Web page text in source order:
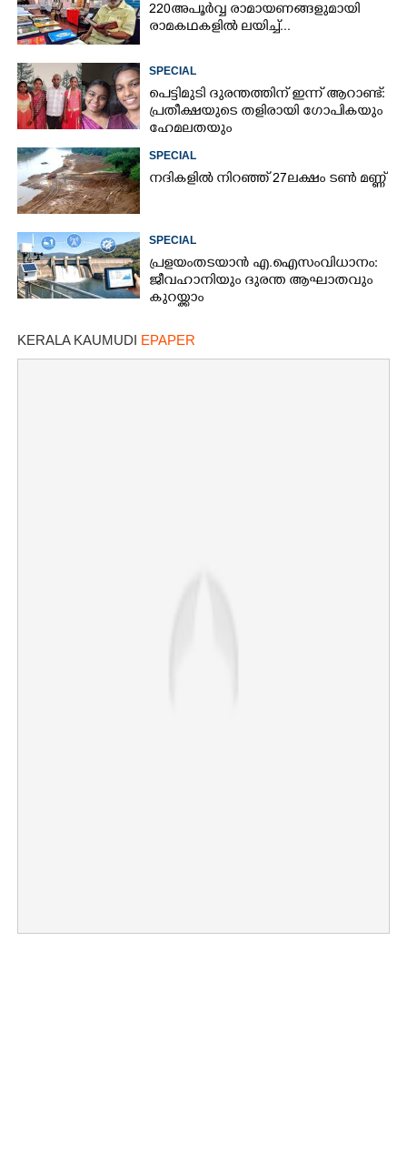
220 അപൂർവ്വ രാമായണങ്ങളുമായി
രാമകഥകളിൽ ലയിച്ച്...
SPECIAL
പെട്ടിമുടി ദുരന്തത്തിന് ഇന്ന് ആറാണ്ട്:
പ്രതീക്ഷയുടെ തളിരായി ഗോപികയും
ഹേമലതയും
SPECIAL
നദികളിൽ നിറഞ്ഞ് 27ലക്ഷം ടൺ മണ്ണ്
SPECIAL
പ്രളയം തടയാൻ എ.ഐ സംവിധാനം:
ജീവഹാനിയും ദുരന്ത ആഘാതവും
കുറയ്ക്കാം
KERALA KAUMUDI EPAPER